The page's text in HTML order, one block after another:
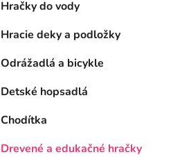
Hračky do vody
Hracie deky a podložky
Odrážadlá a bicykle
Detské hopsadlá
Chodítka
Drevené a edukačné hračky